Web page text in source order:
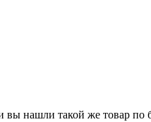
нашли такой же товар по